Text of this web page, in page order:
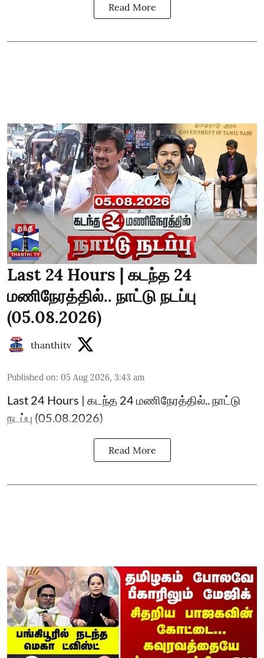
Read More
Last 24 Hours | கடந்த 24
மணிநேரத்தில்.. நாட்டு நடப்பு
(05.08.2026)
thanthitv
Published on: 05 Aug 2026, 3:43 am
Last 24 Hours | கடந்த 24 மணிநேரத்தில்.. நாட்டு
நடப்பு (05.08.2026)
Read More